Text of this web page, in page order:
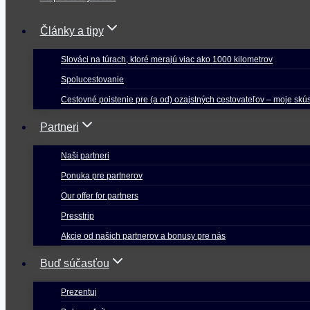
Články a tipy
Slováci na túrach, ktoré merajú viac ako 1000 kilometrov
Spolucestovanie
Cestovné poistenie pre (a od) ozajstných cestovateľov – moje
Partneri
Naši partneri
Ponuka pre partnerov
Our offer for partners
Presstrip
Akcie od našich partnerov a bonusy pre nás
Buď súčasťou
Prezentuj